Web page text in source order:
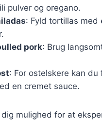
pulver og oregano.
: Fyld tortillas med
pork: Brug
: For ostelskere kan
en cremet sauce.
mulighed for at